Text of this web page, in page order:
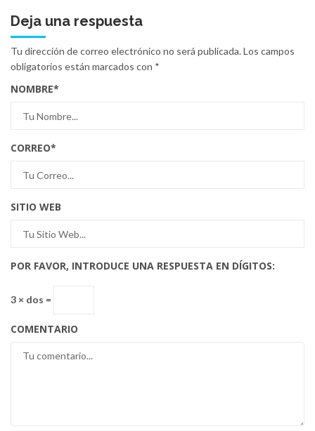
Deja una respuesta
Tu dirección de correo electrónico no será publicada.Los campos
obligatorios están marcados con *
NOMBRE*
CORREO*
SITIO WEB
POR FAVOR, INTRODUCE UNA RESPUESTA EN DÍGITOS:
3 × dos =
COMENTARIO